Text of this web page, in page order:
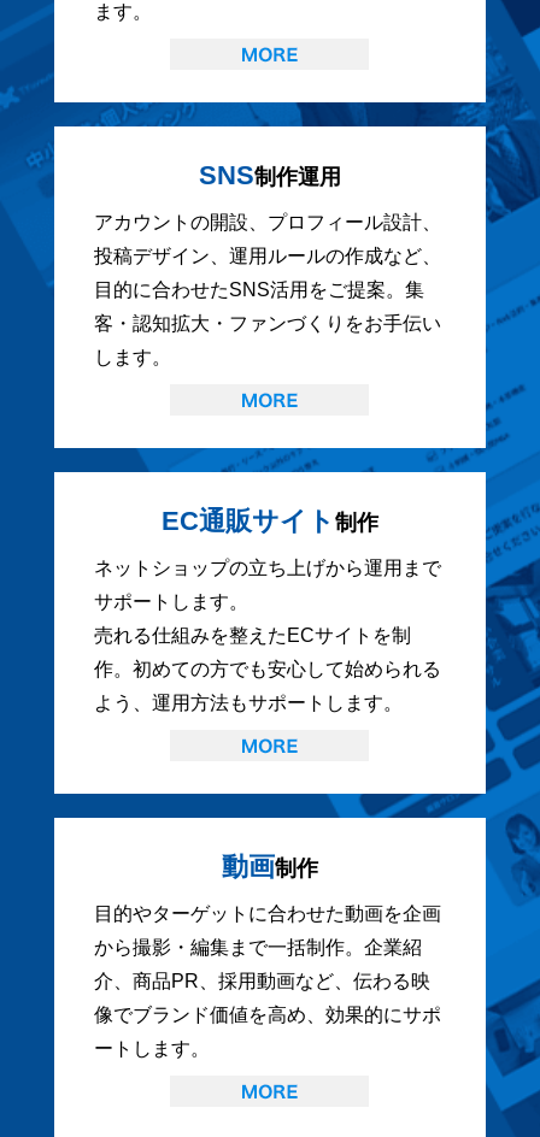
ます。
SNS制作運用
アカウントの開設、プロフィール設計、
投稿デザイン、運用ルールの作成など、
目的に合わせたSNS活用をご提案。集
客・認知拡大・ファンづくりをお手伝い
します。
EC通販サイト 制作
ネットショップの立ち上げから運用まで
サポートします。
売れる仕組みを整えたECサイトを制
作。初めての方でも安心して始められる
よう、運用方法もサポートします。
動画制作
目的やターゲットに合わせた動画を企画
から撮影・編集まで一括制作。企業紹
介、商品PR、採用動画など、伝わる映
像でブランド価値を高め、効果的にサポ
ートします。